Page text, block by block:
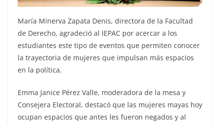
María Minerva Zapata Denis, directora de la Facultad
de Derecho, agradeció al IEPAC por acercar a los
estudiantes este tipo de eventos que permiten conocer
la trayectoria de mujeres que impulsan más espacios
en la política.
Emma Janice Pérez Valle, moderadora de la mesa y
Consejera Electoral, destacó que las mujeres mayas hoy
ocupan espacios que antes les fueron negados y al